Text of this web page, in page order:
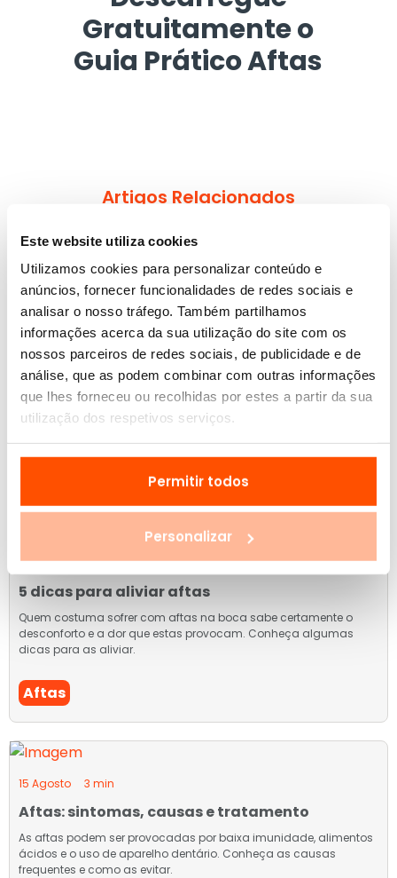
Este website utiliza cookies
Utilizamos cookies para personalizar conteúdo e
anúncios, fornecer funcionalidades de redes sociais e
analisar o nosso tráfego. Também partilhamos
informações acerca da sua utilização do site com os
nossos parceiros de redes sociais, de publicidade e de
análise, que as podem combinar com outras informações
que lhes forneceu ou recolhidas por estes a partir da sua
utilização dos respetivos serviços.
Permitir todos
Personalizar
Gratuitamente o
Guia Prático Aftas
Artigos Relacionados
Blog Sorriso Mais
11 Dezembro
Aftas no Inverno: porque aparecem mais e
como aliviar
As aftas agravam no frio? Descubra porque surgem mais no
Inverno e o que pode fazer para aliviar mais depressa, com
soluções simples e eficazes.
10 Outubro 3 min
5 dicas para aliviar aftas
Quem costuma sofrer com aftas na boca sabe certamente o
desconforto e a dor que estas provocam. Conheça algumas
dicas para as aliviar.
Aftas
15 Agosto 3 min
Aftas: sintomas, causas e tratamento
As aftas podem ser provocadas por baixa imunidade, alimentos
ácidos e o uso de aparelho dentário. Conheça as causas
frequentes e como as evitar.